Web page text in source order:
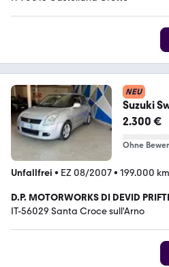
NEU
Suzuki
2.300 €
Ohne
Unfallfrei • EZ 08/2007• 199.000 km
D.P. MOTORWORKS DI DEVID PRIFTI
IT-56029 Santa Croce sull'Arno